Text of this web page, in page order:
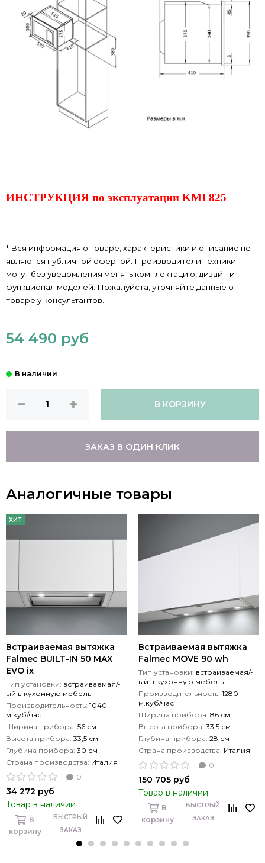
ИНСТРУКЦИЯ по эксплуатации KMI 825
* Вся информация о товаре, характеристики и описание не
являются публичной офертой. Производители техники
могут без уведомления менять комплектацию, дизайн и
функционал моделей. Пожалуйста, уточняйте данные о
товаре у консультантов.
54 490 руб
В КОРЗИНУ
ЗАКАЗ В ОДИН КЛИК
Аналогичные товары
ХИТ
Встраиваемая вытяжка
Falmec BUILT-IN 50 MAX
EVO ix
Тип установки: встраиваемая/-
ый в кухонную мебель
Производительность: 1040
м.куб/час
Ширина прибора: 56 см
Высота прибора: 33,5 см
Глубина прибора: 30 см
Страна производства: Италия
0
34 272 руб
Товар в наличии
В
корзину
БЫСТРЫЙ
ЗАКАЗ
Встраиваемая вытяжка
Falmec MOVE 90 wh
Тип установки: встраиваемая/-
ый в кухонную мебель
Производительность: 1280
м.куб/час
Ширина прибора: 86 см
Высота прибора: 33,5 см
Глубина прибора: 28 см
Страна производства: Италия
0
150 705 руб
Товар в наличии
В
корзину
БЫСТРЫЙ
ЗАКАЗ